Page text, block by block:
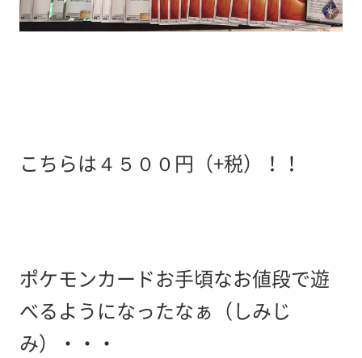
こちらは４５００円（+税）！！
ポケモンカードお手頃なお値段で遊
べるようになったなぁ（しみじ
み）・・・